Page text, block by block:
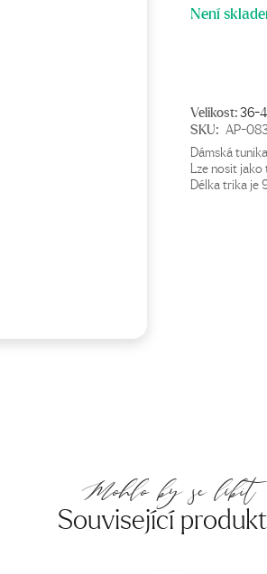
byla:
Není
Velikost:36-
SKU: AP-
Dámská
Lze nosit jako
Délka trika je
Mohlo by se líbit
Související